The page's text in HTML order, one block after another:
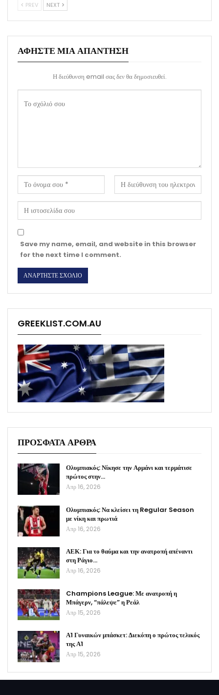
PREV NEXT
ΑΦΉΣΤΕ ΜΙΑ ΑΠΆΝΤΗΣΗ
Η διεύθυνση email σας δεν θα δημοσιευθεί.
Save my name, email, and website in this browser
for the next time I comment.
GREEKLIST.COM.AU
ΠΡΟΣΦΑΤΑ ΑΡΘΡΑ
Ολυμπιακός: Νίκησε την Αρμάνι και τερμάτισε
πρώτος στην…
Απρ 16, 2026
Ολυμπιακός: Να κλείσει τη Regular Season
με νίκη και πρωτιά
Απρ 16, 2026
ΑΕΚ: Για το θαύμα και την ανατροπή απέναντι
στη Ράγιο…
Απρ 16, 2026
Champions League: Με ανατροπή η
Μπάγερν, “πάλεψε” η Ρεάλ
Απρ 15, 2026
Α1 Γυναικών μπάσκετ: Διεκόπη ο πρώτος τελικός
της Α1
Απρ 15, 2026